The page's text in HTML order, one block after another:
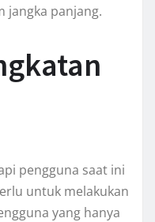
jangka panjang.
pengguna saat ini
untuk melakukan
yang hanya